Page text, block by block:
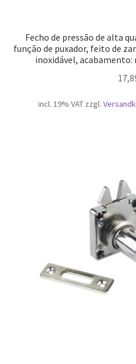
Fecho de pressão de alta
função de puxador, feito de
inoxidável, acabamento:
incl. 19% VAT zzgl.